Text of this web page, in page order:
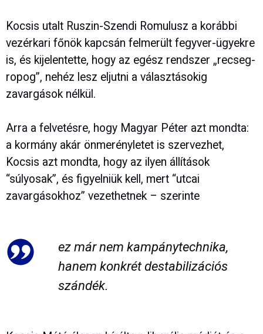
Kocsis utalt Ruszin-Szendi Romulusz a korábbi
vezérkari főnök kapcsán felmerült fegyver-ügyekre
is, és kijelentette, hogy az egész rendszer „recseg-
ropog”, nehéz lesz eljutni a választásokig
zavargások nélkül.
Arra a felvetésre, hogy Magyar Péter azt mondta:
a kormány akár önmerényletet is szervezhet,
Kocsis azt mondta, hogy az ilyen állítások
“súlyosak”, és figyelniük kell, mert “utcai
zavargásokhoz” vezethetnek – szerinte
ez már nem kampánytechnika,
hanem konkrét destabilizációs
szándék.